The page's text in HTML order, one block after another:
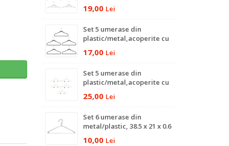
x 0.6 cm
19,00 Lei
Set 5 umerase din
plastic/metal,acoperite cu
x 0.5 cm
17,00 Lei
Set 5 umerase din
plastic/metal,acoperite cu
22.50 x 0.5 cm
25,00 Lei
Set 6 umerase din
metal/plastic, 38.5 x 21 x 0.6
10,00 Lei